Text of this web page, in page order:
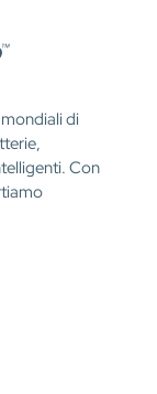
di
Con